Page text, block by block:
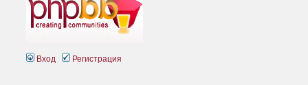
Вход Регистрация